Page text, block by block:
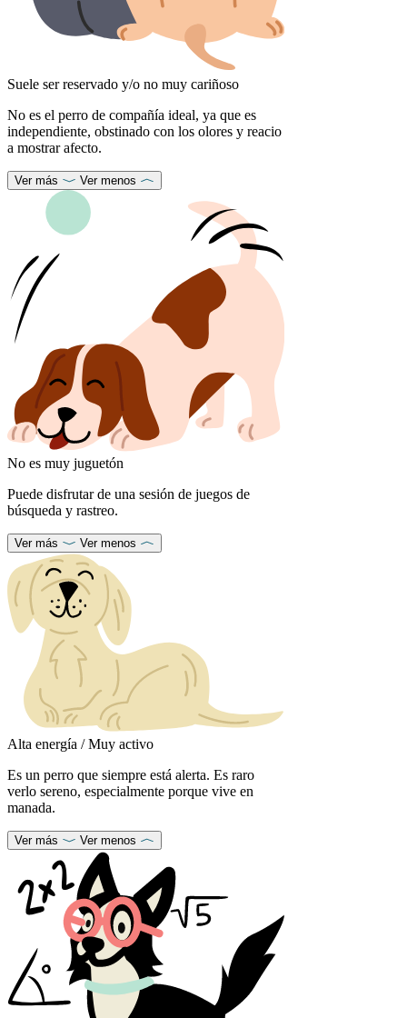
Suele ser reservado y/o no muy cariñoso
No es el perro de compañía ideal, ya que es
independiente, obstinado con los olores y reacio
a mostrar afecto.
Ver más Ver menos
No es muy juguetón
Puede disfrutar de una sesión de juegos de
búsqueda y rastreo.
Ver más Ver menos
Alta energía / Muy activo
Es un perro que siempre está alerta. Es raro
verlo sereno, especialmente porque vive en
manada.
Ver más Ver menos